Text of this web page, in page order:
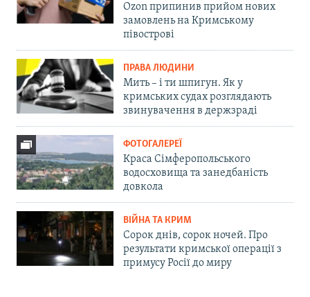
Ozon припинив прийом нових
замовлень на Кримському
півострові
ПРАВА ЛЮДИНИ
Мить – і ти шпигун. Як у
кримських судах розглядають
звинувачення в держзраді
ФОТОГАЛЕРЕЇ
Краса Сімферопольського
водосховища та занедбаність
довкола
ВІЙНА ТА КРИМ
Сорок днів, сорок ночей. Про
результати кримської операції з
примусу Росії до миру